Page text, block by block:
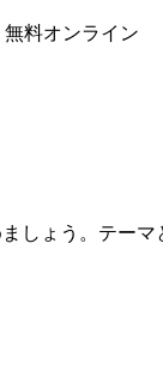
無料オンライン
しょう。テー